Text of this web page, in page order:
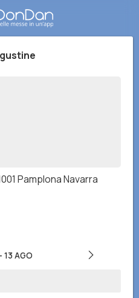
Pamplona Navarra
- 13 AGO